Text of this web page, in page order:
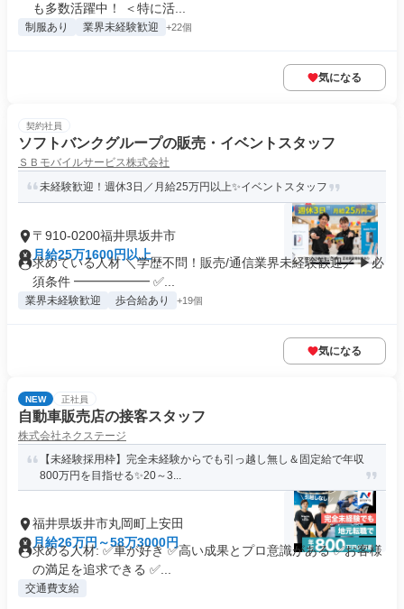
も多数活躍中！ ＜特に活...
制服あり 業界未経験歓迎 +22個
気になる
契約社員
ソフトバンクグループの販売・イベントスタッフ
ＳＢモバイルサービス株式会社
未経験歓迎！週休3日／月給25万円以上✨イベントスタッフ
〒910-0200福井県坂井市
月給25万1600円以上
求めている人材 ＼学歴不問！販売/通信業界未経験歓迎／ ▶必
須条件 ━━━━━━ ✅...
業界未経験歓迎 歩合給あり +19個
気になる
NEW 正社員
自動車販売店の接客スタッフ
株式会社ネクステージ
【未経験採用枠】完全未経験からでも引っ越し無し＆固定給で年収
800万円を目指せる✨20～3...
福井県坂井市丸岡町上安田
月給26万円～58万3000円
求める人材: ✅車が好き ✅高い成果とプロ意識がある ✅お客様
の満足を追求できる ✅...
交通費支給